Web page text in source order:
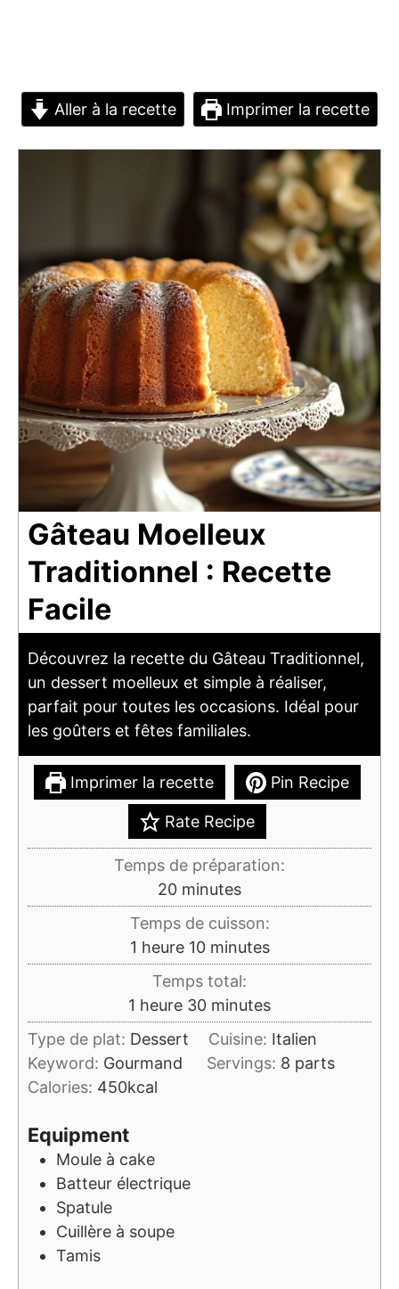
Aller à la recette Imprimer la recette
Gâteau Moelleux
Traditionnel : Recette
Facile
Découvrez la recette du Gâteau Traditionnel,
un dessert moelleux et simple à réaliser,
parfait pour toutes les occasions. Idéal pour
les goûters et fêtes familiales.
Imprimer la recette Pin Recipe
Rate Recipe
Temps de préparation:
20minutes
minutes
Temps de cuisson:
1 heure
heure 10minutes
minutes
Temps total:
1 heure
heure 30minutes
minutes
Type de plat: Dessert Cuisine: Italien
Keyword: Gourmand Servings: 8 parts
Calories: 450kcal
Equipment
Moule à cake
Batteur électrique
Spatule
Cuillère à soupe
Tamis